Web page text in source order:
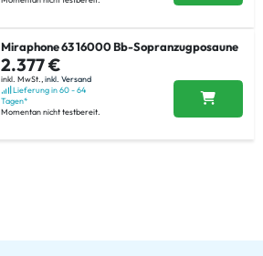
Miraphone 63 16000 Bb-Sopranzugposaune
2.377 €
inkl. MwSt., inkl. Versand
Lieferung in 60 - 64
Tagen*
Momentan nicht testbereit.